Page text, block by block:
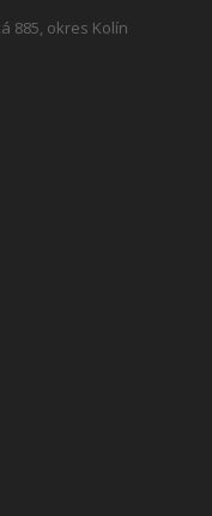
885, okres Kolín